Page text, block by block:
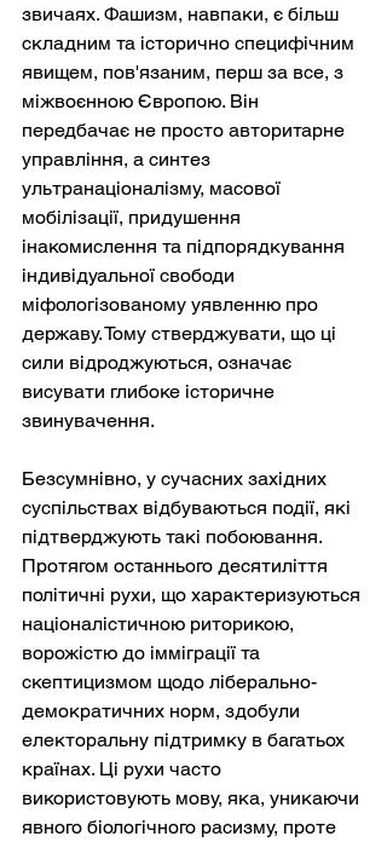
звичаях. Фашизм, навпаки, є більш
складним та історично специфічним
явищем, пов'язаним, перш за все, з
міжвоєнною Європою. Він
передбачає не просто авторитарне
управління, а синтез
ультранаціоналізму, масової
мобілізації, придушення
інакомислення та підпорядкування
індивідуальної свободи
міфологізованому уявленню про
державу. Тому стверджувати, що ці
сили відроджуються, означає
висувати глибоке історичне
звинувачення.
Безсумнівно, у сучасних західних
суспільствах відбуваються події, які
підтверджують такі побоювання.
Протягом останнього десятиліття
політичні рухи, що характеризуються
націоналістичною риторикою,
ворожістю до імміграції та
скептицизмом щодо ліберально-
демократичних норм, здобули
електоральну підтримку в багатьох
країнах. Ці рухи часто
використовують мову, яка, уникаючи
явного біологічного расизму, проте